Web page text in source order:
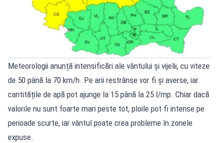
Meteorologii anunță intensificări ale vântului și vijelii, cu viteze
de 50 până la 70 km/h. Pe arii restrânse vor fi și averse, iar
cantitățile de apă pot ajunge la 15 până la 25 l/mp. Chiar dacă
valorile nu sunt foarte mari peste tot, ploile pot fi intense pe
perioade scurte, iar vântul poate crea probleme în zonele
expuse.